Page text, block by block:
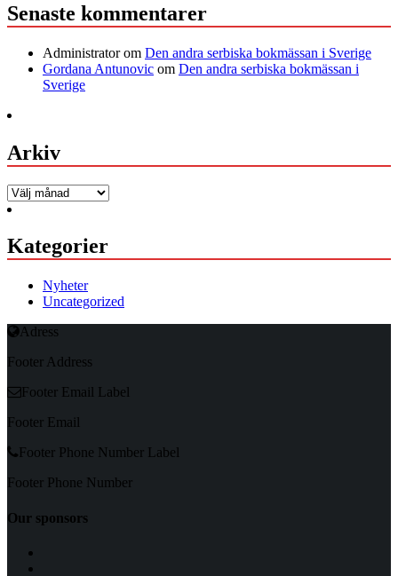
Senaste kommentarer
Administratorom Den andra serbiska bokmässan i Sverige
Gordana Antunovic om Den andra serbiska bokmässan i
Sverige
Arkiv
Arkiv
Kategorier
Nyheter
Uncategorized
Adress
Footer Address
Footer Email Label
Footer Email
Footer Phone Number Label
Footer Phone Number
Our sponsors